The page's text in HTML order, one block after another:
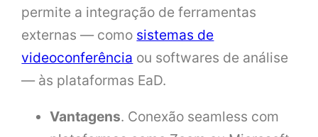
permite a integração de ferramentas
externas — como sistemas de
videoconferência ou softwares de análise
— às plataformas EaD.
Vantagens. Conexão seamless com